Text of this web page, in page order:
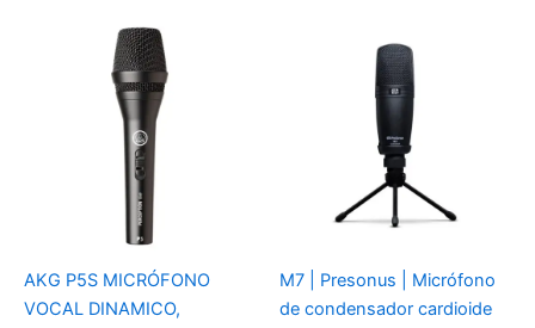
AKG P5S MICRÓFONO
VOCAL DINAMICO,
M7 | Presonus | Micrófono
de condensador cardioide